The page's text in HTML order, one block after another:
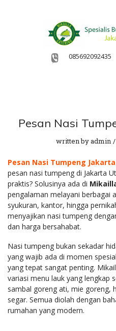
085692092435
Pesan Nasi
written byadmin
Pesan Nasi Tumpeng Jakar
pesan nasi tumpeng di Jakarta
praktis? Solusinya ada di
pengalaman melayani berbagai
syukuran, kantor, hingga
menyajikan nasi tumpeng
dan harga bersahabat.
Nasi tumpeng bukan sekadar
yang wajib ada di momen
yang tepat sangat penting.
variasi menu lauk yang lengkap
sambal goreng ati, mie goreng,
segar. Semua diolah dengan
rumahan yang modern.